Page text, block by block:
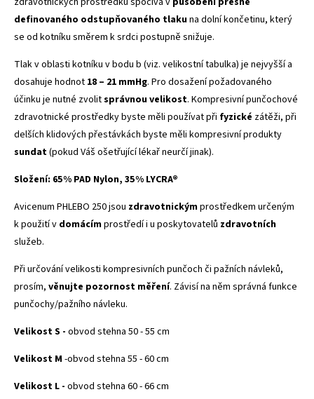
definovaného odstupňovaného tlakuna dolní končetinu, který
se od kotníku směrem k srdci postupně snižuje.
Tlak v oblasti kotníku v bodu b (viz. velikostní tabulka) je nejvyšší a
dosahuje hodnot 18 – 21 mmHg. Pro dosažení požadovaného
účinku je nutné zvolitsprávnouvelikost. Kompresivní punčochové
zdravotnické prostředky byste měli používat při fyzické zátěži, při
delších klidových přestávkách byste měli kompresivní produkty
sundat(pokud Váš ošetřující lékař neurčí jinak).
Složení: 65 % PAD Nylon, 35 % LYCRA®
Avicenum PHLEBO 250 jsou zdravotnickýmprostředkem určeným
k použití v domácímprostředí i u poskytovatelů zdravotních
služeb.
Při určování velikosti kompresivních punčoch či pažních návleků,
prosím, věnujte pozornost měření. Závisí na něm správná funkce
punčochy/pažního návleku.
Velikost S - obvod stehna 50 - 55 cm
Velikost M -obvod stehna 55 - 60 cm
Velikost L - obvod stehna 60 - 66 cm